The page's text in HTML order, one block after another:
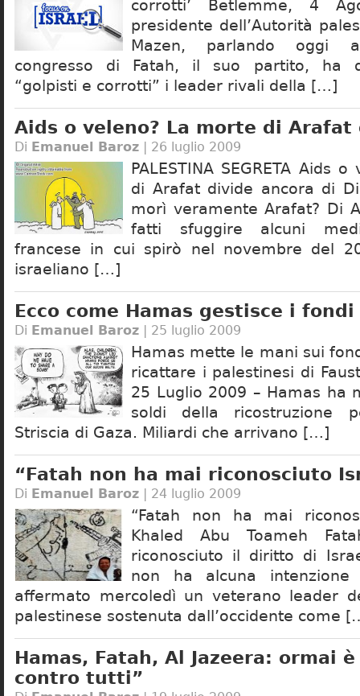
corrotti’ Betlemme, 4
presidente dell’Autorità
Mazen, parlando oggi
congresso di Fatah, il suo partito, ha
“golpisti e corrotti” i leader rivali della […]
Aids o veleno? La morte di Arafat
Di Emanuel Baroz | 26 luglio 2009
PALESTINA SEGRETA Aids
di Arafat divide ancora di
morì veramente Arafat? Di
fatti sfuggire alcuni
francese in cui spirò nel novembre del
israeliano […]
Ecco come Hamas gestisce i fondi
Di Emanuel Baroz | 25 luglio 2009
Hamas mette le mani sui
ricattare i palestinesi di
25 Luglio 2009 – Hamas ha
soldi della ricostruzione
Striscia di Gaza. Miliardi che arrivano […]
“Fatah non ha mai riconosciuto
Di Emanuel Baroz | 24 luglio 2009
“Fatah non ha mai
Khaled Abu Toameh
riconosciuto il diritto di
non ha alcuna
affermato mercoledì un veterano leader
palestinese sostenuta dall’occidente come
Hamas, Fatah, Al Jazeera: ormai
contro tutti”